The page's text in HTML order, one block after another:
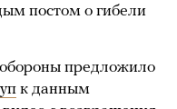
постом о гибели
предложило
к данным